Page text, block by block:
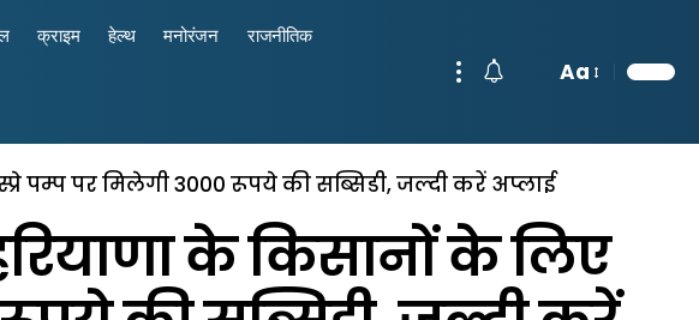
क्राइम हेल्थ मनोरंजन राजनीतिक
Aa
पम्प पर मिलेगी 3000 रूपये की सब्सिडी, जल्दी करें अप्लाई
के किसानों के लिए